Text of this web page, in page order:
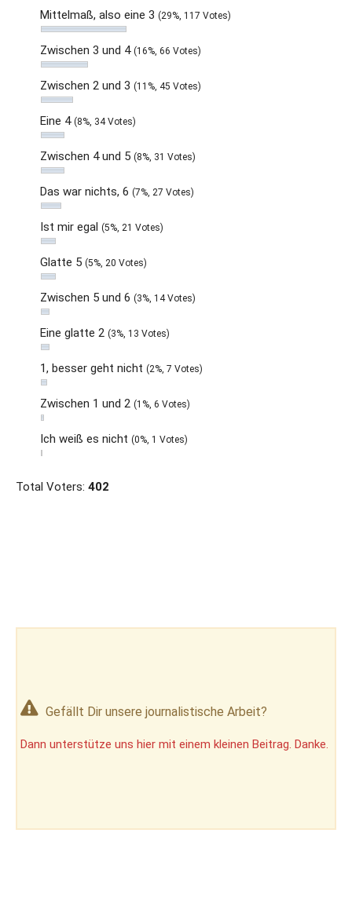
Mittelmaß, also eine 3 (29%, 117 Votes)
Zwischen 3 und 4 (16%, 66 Votes)
Zwischen 2 und 3 (11%, 45 Votes)
Eine 4 (8%, 34 Votes)
Zwischen 4 und 5 (8%, 31 Votes)
Das war nichts, 6 (7%, 27 Votes)
Ist mir egal (5%, 21 Votes)
Glatte 5 (5%, 20 Votes)
Zwischen 5 und 6 (3%, 14 Votes)
Eine glatte 2 (3%, 13 Votes)
1, besser geht nicht (2%, 7 Votes)
Zwischen 1 und 2 (1%, 6 Votes)
Ich weiß es nicht (0%, 1 Votes)
Total Voters: 402
Gefällt Dir unsere journalistische Arbeit?
Dann unterstütze uns hier mit einem kleinen Beitrag. Danke.